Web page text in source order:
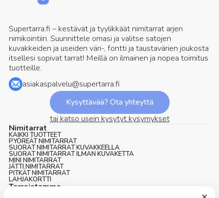
Supertarra.fi – kestävät ja tyylikkäät nimitarrat arjen
nimikointiin. Suunnittele omasi ja valitse satojen
kuvakkeiden ja useiden väri-, fontti ja taustavärien joukosta
itsellesi sopivat tarrat! Meillä on ilmainen ja nopea toimitus
tuotteille.
asiakaspalvelu@supertarra.fi
Kysyttävää? Ota yhteyttä
tai katso usein kysytyt kysymykset
Nimitarrat
KAIKKI TUOTTEET
PYÖREÄT NIMITARRAT
SUORAT NIMITARRAT KUVAKKEELLA
SUORAT NIMITARRAT ILMAN KUVAKETTA
MINI NIMITARRAT
JÄTTI NIMITARRAT
PITKÄT NIMITARRAT
LAHJAKORTTI
Tarroistamme